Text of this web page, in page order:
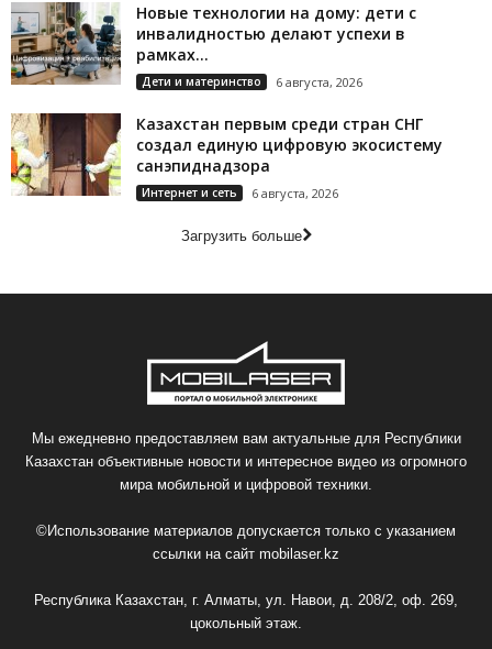
Новые технологии на дому: дети с
инвалидностью делают успехи в
рамках...
Дети и материнство 6 августа, 2026
Казахстан первым среди стран СНГ
создал единую цифровую экосистему
санэпиднадзора
Интернет и сеть 6 августа, 2026
Загрузить больше
Мы ежедневно предоставляем вам актуальные для Республики
Казахстан объективные новости и интересное видео из огромного
мира мобильной и цифровой техники.
©Использование материалов допускается только с указанием
ссылки на сайт mobilaser.kz
Республика Казахстан, г. Алматы, ул. Навои, д. 208/2, оф. 269,
цокольный этаж.